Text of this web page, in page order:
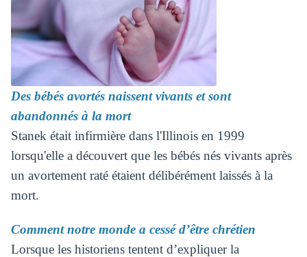
Des bébés avortés naissent vivants et sont
abandonnés à la mort
Stanek était infirmière dans l'Illinois en 1999
lorsqu'elle a découvert que les bébés nés vivants après
un avortement raté étaient délibérément laissés à la
mort.
Comment notre monde a cessé d’être chrétien
Lorsque les historiens tentent d’expliquer la